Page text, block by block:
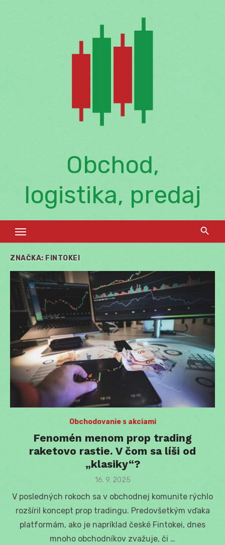
Obchod,
logistika, predaj
ZNAČKA: FINTOKEI
Obchodovanie s akciami
Fenomén menom prop trading
raketovo rastie. V čom sa líši od
„klasiky“?
Posted
16. 9. 2025
V posledných rokoch sa v obchodnej komunite rýchlo
rozšíril koncept prop tradingu. Predovšetkým vďaka
platformám, ako je napríklad české Fintokei, dnes
mnoho obchodníkov zvažuje, či …